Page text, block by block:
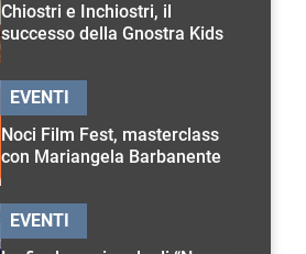
Chiostri e Inchiostri, il
successo della Gnostra Kids
Noci Film Fest, masterclass
con Mariangela Barbanente
EVENTI
EVENTI